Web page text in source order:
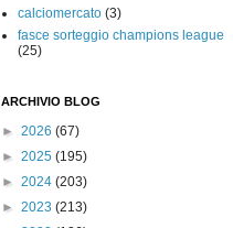
calciomercato (3)
fasce sorteggio champions league
(25)
ARCHIVIO BLOG
► 2026 (67)
► 2025 (195)
► 2024 (203)
► 2023 (213)